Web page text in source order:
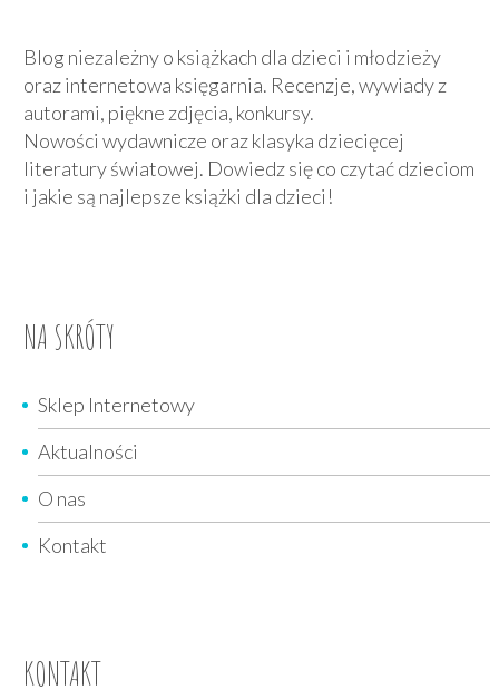
Blog niezależny o książkach dla dzieci i młodzieży
oraz internetowa księgarnia. Recenzje, wywiady z
autorami, piękne zdjęcia, konkursy.
Nowości wydawnicze oraz klasyka dziecięcej
literatury światowej. Dowiedz się co czytać dzieciom
i jakie są najlepsze książki dla dzieci!
NA SKRÓTY
Sklep Internetowy
Aktualności
O nas
Kontakt
KONTAKT